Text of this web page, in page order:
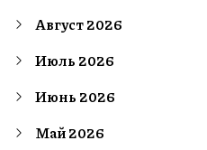
Август 2026
Июль 2026
Июнь 2026
Май 2026